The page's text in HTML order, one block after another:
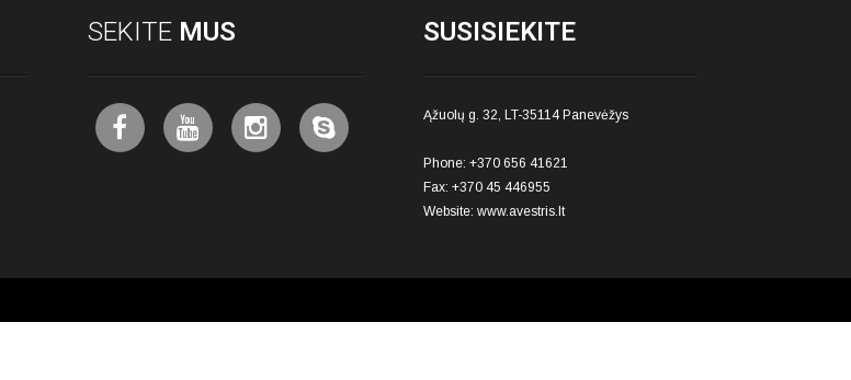
SEKITE MUS SUSISIEKITE
Ąžuolų g. 32, LT-35114 Panevėžys
Phone: +370 656 41621
Fax: +370 45 446955
Website: www.avestris.lt